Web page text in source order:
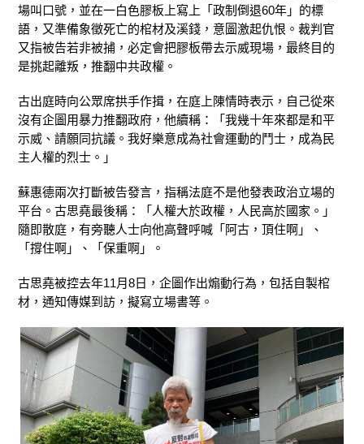
場叫口號，並在一白色膠板上寫上「政制倒退60年」的標
語，又準備象徵死亡的棺材及溪錢，意圖激起仇恨。裁判官
又指被告若非被捕，必定會把膠板帶去示威現場，最終目的
是挑起離叛，推翻中共政權。
古出庭時向公眾席拱手作揖，在庭上陳情時表示，自己從來
沒有企圖用暴力推翻政府，他續稱：「我幾十年來都是和平
示威、請願同抗議。我好樂意成為社會運動的鬥士，成為民
主人權的烈士。」
蘇惠德兩次打斷被告發言，指稱法庭不是他發表政治立場的
平台。古思堯最後稱：「人權大於政權，人民高於國家。」
隨即散庭，有旁聽人士向他高聲呼喊「阿古，頂住啊」、
「撐住啊」、「保重啊」。
古思堯被控去年11月8日，企圖作出煽動行為，包括自製棺
材，通知傳媒到訪，擬寫立場書等。